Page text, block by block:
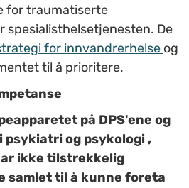
for traumatiserte
De
for innvandrerhelse og
til å prioritere.
på DPS'ene og
og psykologi ,
ikke tilstrekkelig
samlet til å kunne foreta